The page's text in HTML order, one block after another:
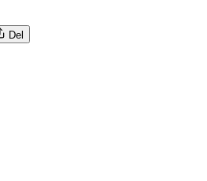
Del